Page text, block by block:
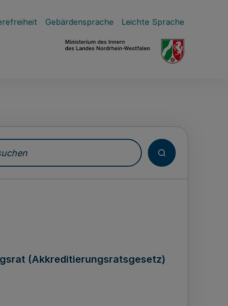
Gebärdensprache Leichte Sprache
(Akkreditierungsratsgesetz)